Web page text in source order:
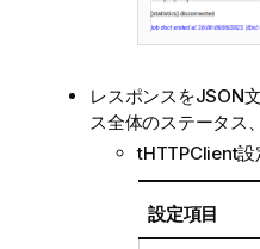
レスポンスをJSON
ス全体のステータス
tHTTPClient設
設定項目